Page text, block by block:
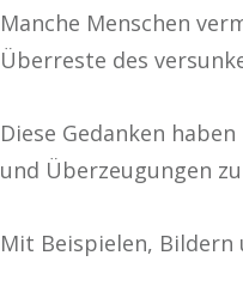
Manche Menschen
Überreste des
Diese Gedanken
und Überzeugungen
Mit Beispielen, Bildern